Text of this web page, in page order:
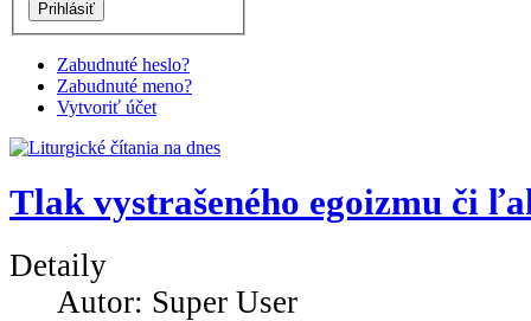
Zabudnuté heslo?
Zabudnuté meno?
Vytvoriť účet
Tlak vystrašeného egoizmu či
Detaily
Autor: Super User